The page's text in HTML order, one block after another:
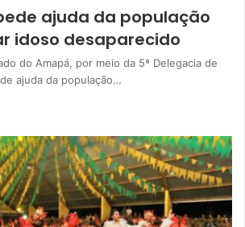
ajuda da população
idoso desaparecido
do Amapá, por meio da 5ª Delegacia de
ajuda da população…